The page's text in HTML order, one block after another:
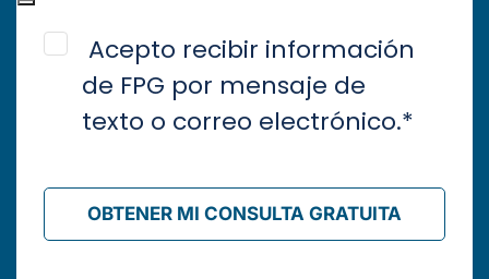
Consent*
Acepto recibir información
de FPG por mensaje de
texto o correo electrónico.*
OBTENER MI CONSULTA GRATUITA